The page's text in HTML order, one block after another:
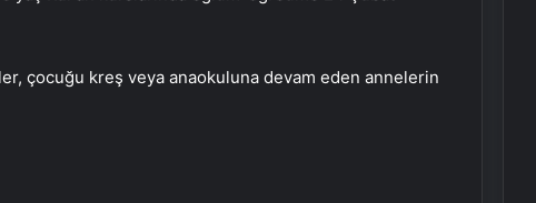
çocuğu kreş veya anaokuluna devam eden annelerin